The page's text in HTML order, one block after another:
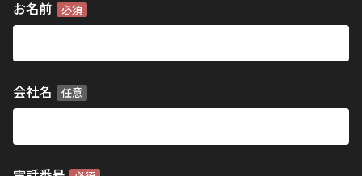
お名前 必須
会社名 任意